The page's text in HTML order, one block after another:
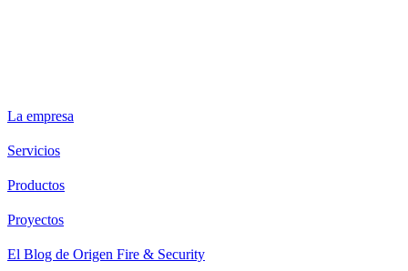
La empresa
Servicios
Productos
Proyectos
El Blog de Origen Fire & Security